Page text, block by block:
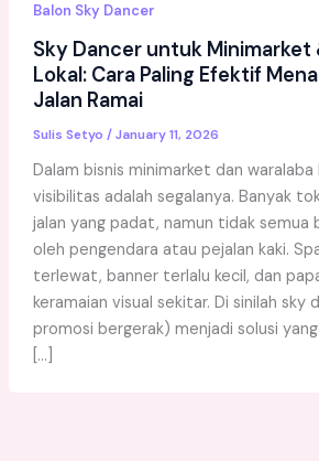
Balon Sky Dancer
Sky Dancer untuk Minimarket
Lokal: Cara Paling Efektif
Jalan Ramai
Sulis Setyo /January 11, 2026
Dalam bisnis minimarket dan waralaba
visibilitas adalah segalanya. Banyak
jalan yang padat, namun tidak semua
oleh pengendara atau pejalan kaki.
terlewat, banner terlalu kecil, dan
keramaian visual sekitar. Di sinilah sky
promosi bergerak) menjadi solusi
[…]